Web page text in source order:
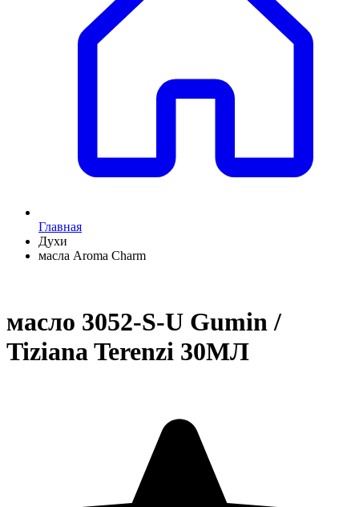
Главная
Духи
масла Aroma Charm
масло 3052-S-U Gumin /
Tiziana Terenzi 30МЛ